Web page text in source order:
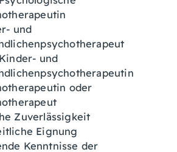
und
und
oder
Zuverlässigkeit
Eignung
Kenntnisse der